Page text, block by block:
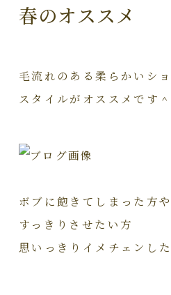
春のオススメ
毛流れのある柔らかいシ
スタイルがオススメです＾
ボブに飽きてしまった方や
すっきりさせたい方
思いっきりイメチェンし